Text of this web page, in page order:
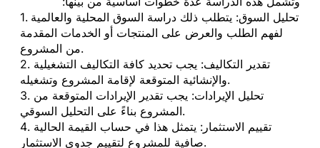
1. تحليل السوق: يتطلب ذلك دراسة السوق المحلية والعالمية
لفهم الطلب والعرض على المنتجات أو الخدمات المقدمة
من المشروع.
2. تقدير التكاليف: يجب تحديد كافة التكاليف التشغيلية
والإنشائية المتوقعة لإقامة المشروع وتشغيله.
3. تحليل الإيرادات: يجب تقدير الإيرادات المتوقعة من
المشروع بناءً على التحليل السوقي.
4. تقييم الاستثمار: يتمثل هذا في حساب القيمة الحالية
صافية للمشروع لتقييم جدوى الاستثمار.